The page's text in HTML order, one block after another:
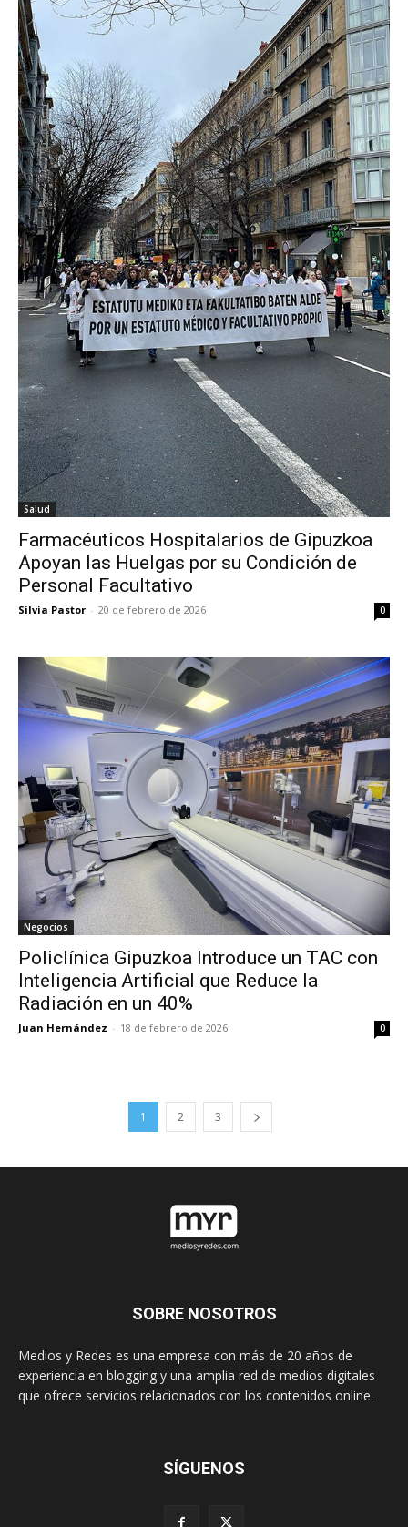
Salud
Farmacéuticos Hospitalarios de Gipuzkoa
Apoyan las Huelgas por su Condición de
Personal Facultativo
Silvia Pastor - 20 de febrero de 2026 0
Negocios
Policlínica Gipuzkoa Introduce un TAC con
Inteligencia Artificial que Reduce la
Radiación en un 40%
Juan Hernández - 18 de febrero de 2026 0
1 2 3
SOBRE NOSOTROS
Medios y Redes es una empresa con más de 20 años de
experiencia en blogging y una amplia red de medios digitales
que ofrece servicios relacionados con los contenidos online.
SÍGUENOS